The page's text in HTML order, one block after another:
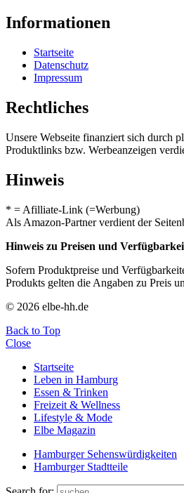
Informationen
Startseite
Datenschutz
Impressum
Rechtliches
Unsere Webseite finanziert sich durch
Produktlinks bzw. Werbeanzeigen
Hinweis
* = Afilliate-Link (=Werbung)
Als Amazon-Partner verdient der
Hinweis zu Preisen und
Sofern Produktpreise und
Produkts gelten die Angaben zu Preis
© 2026 elbe-hh.de
Back to Top
Close
Startseite
Leben in Hamburg
Essen & Trinken
Freizeit & Wellness
Lifestyle & Mode
Elbe Magazin
Hamburger Sehenswürdigkeiten
Hamburger Stadtteile